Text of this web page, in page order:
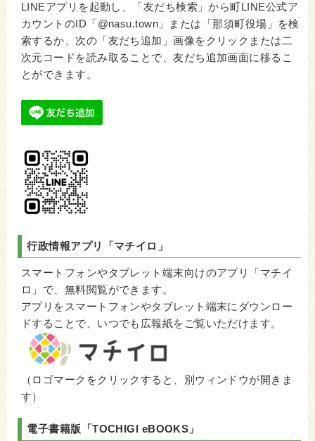
LINEアプリを起動し、「友だち検索」から町LINE公式ア
カウントのID「@nasu.town」または「那須町役場」を検
索するか、次の「友だち追加」画像をクリックまたは二
次元コードを読み取ることで、友だち追加画面に移るこ
とができます。
行政情報アプリ 「マチイロ」
スマートフォンやタブレット端末向けのアプリ「マチイ
ロ」で、無料閲覧ができます。
アプリをスマートフォンやタブレット端末にダウンロー
ドすることで、いつでも広報紙をご覧いただけます。
（ロゴマークをクリックすると、別ウィンドウが開きま
す）
電子書籍版「TOCHIGI eBOOKS 」